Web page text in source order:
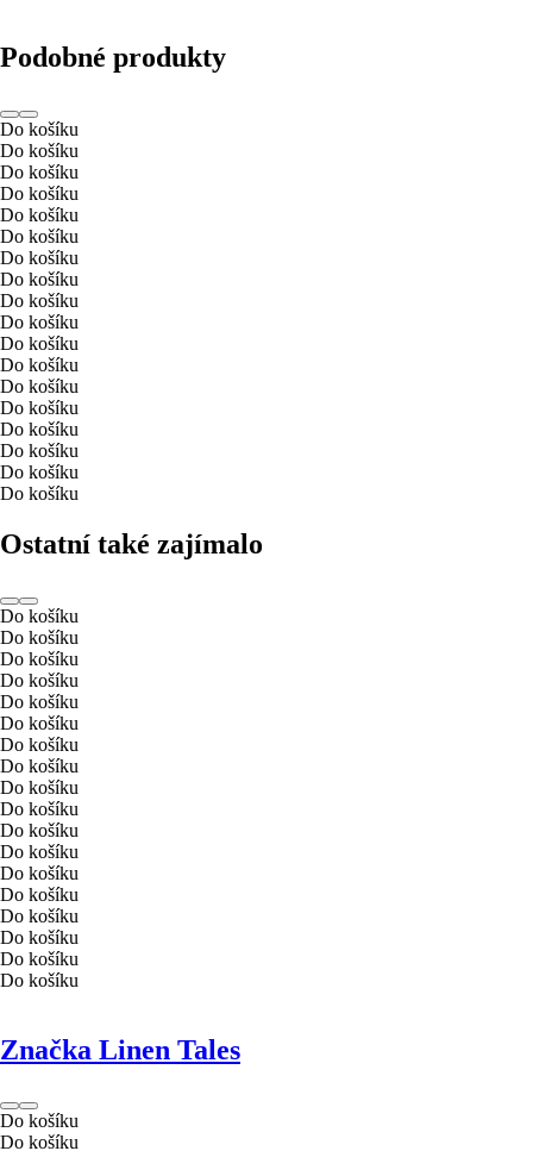
Podobné produkty
Do košíku
Do košíku
Do košíku
Do košíku
Do košíku
Do košíku
Do košíku
Do košíku
Do košíku
Do košíku
Do košíku
Do košíku
Do košíku
Do košíku
Do košíku
Do košíku
Do košíku
Do košíku
Ostatní také zajímalo
Do košíku
Do košíku
Do košíku
Do košíku
Do košíku
Do košíku
Do košíku
Do košíku
Do košíku
Do košíku
Do košíku
Do košíku
Do košíku
Do košíku
Do košíku
Do košíku
Do košíku
Do košíku
Značka Linen Tales
Do košíku
Do košíku